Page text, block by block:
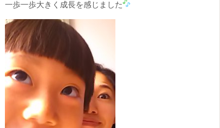
一歩一歩大きく成長を感じました